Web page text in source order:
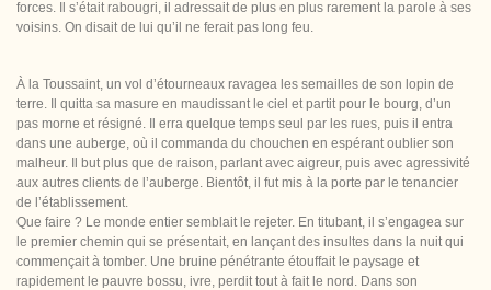
forces. Il s’était rabougri, il adressait de plus en plus rarement la parole à ses
voisins. On disait de lui qu’il ne ferait pas long feu.
À la Toussaint, un vol d’étourneaux ravagea les semailles de son lopin de
terre. Il quitta sa masure en maudissant le ciel et partit pour le bourg, d’un
pas morne et résigné. Il erra quelque temps seul par les rues, puis il entra
dans une auberge, où il commanda du chouchen en espérant oublier son
malheur. Il but plus que de raison, parlant avec aigreur, puis avec agressivité
aux autres clients de l’auberge. Bientôt, il fut mis à la porte par le tenancier
de l’établissement.
Que faire ? Le monde entier semblait le rejeter. En titubant, il s’engagea sur
le premier chemin qui se présentait, en lançant des insultes dans la nuit qui
commençait à tomber. Une bruine pénétrante étouffait le paysage et
rapidement le pauvre bossu, ivre, perdit tout à fait le nord. Dans son